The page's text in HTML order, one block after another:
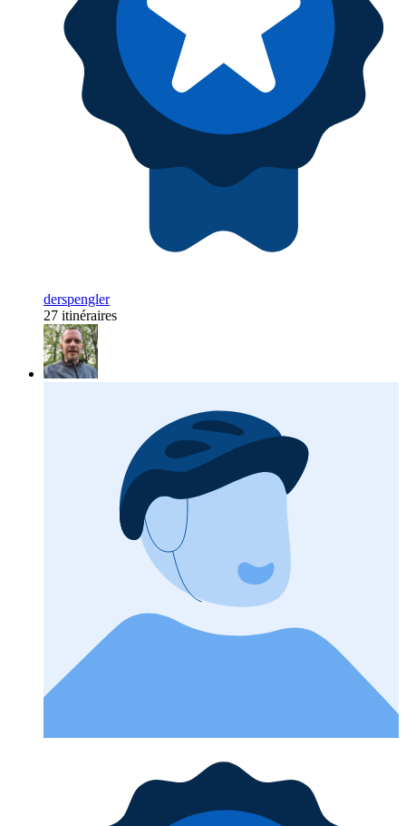
derspengler
27 itinéraires